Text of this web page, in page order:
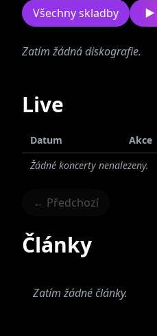
Všechny skladby
Zatím žádná diskografie.
Live
Datum
Akce
Žádné koncerty nenalezeny.
← Předchozí
Články
Zatím žádné články.